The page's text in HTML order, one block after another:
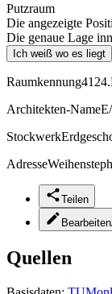
Putzraum
Die angezeigte
Die genaue Lage
Ich weiß wo es liegt
Raumkennung
Architekten-Name
Stockwerk
Adresse
Teilen
Bearbeiten
Quellen